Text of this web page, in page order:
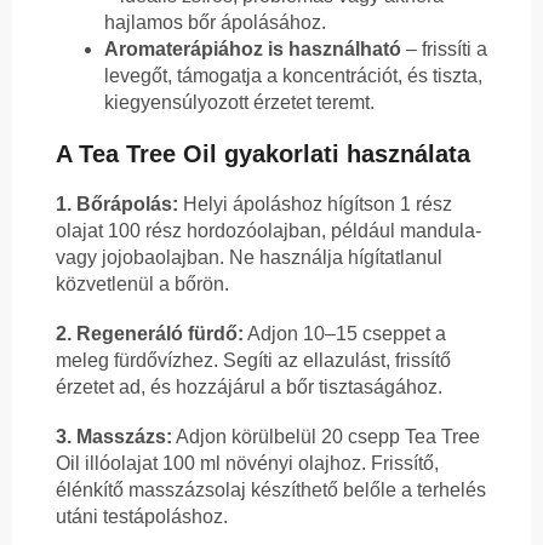
hajlamos bőr ápolásához.
Aromaterápiához is használható – frissíti a
levegőt, támogatja a koncentrációt, és tiszta,
kiegyensúlyozott érzetet teremt.
A Tea Tree Oil gyakorlati használata
1. Bőrápolás: Helyi ápoláshoz hígítson 1 rész
olajat 100 rész hordozóolajban, például mandula-
vagy jojobaolajban. Ne használja hígítatlanul
közvetlenül a bőrön.
2. Regeneráló fürdő: Adjon 10–15 cseppet a
meleg fürdővízhez. Segíti az ellazulást, frissítő
érzetet ad, és hozzájárul a bőr tisztaságához.
3. Masszázs: Adjon körülbelül 20 csepp Tea Tree
Oil illóolajat 100 ml növényi olajhoz. Frissítő,
élénkítő masszázsolaj készíthető belőle a terhelés
utáni testápoláshoz.